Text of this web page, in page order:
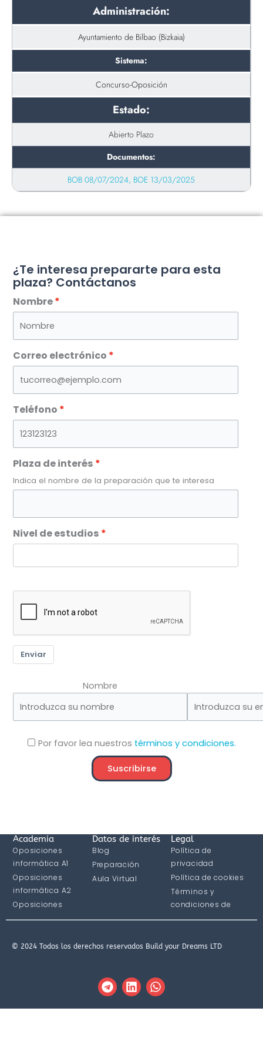
Administración:
Ayuntamiento de Bilbao (Bizkaia)
Sistema:
Concurso-Oposición
Estado:
Abierto Plazo
Documentos:
BOB 08/07/2024, BOE 13/03/2025
¿Te interesa prepararte para esta
plaza? Contáctanos
Nombre
Correo electrónico
Teléfono
Plaza de interés
Indica el nombre de la preparación que te interesa
Nivel de estudios
Enviar
Nombre
Por favor lea nuestros términos y condiciones.
Academia
Oposiciones
informática A1
Oposiciones
informática A2
Oposiciones
informática C1
Datos de interés
Blog
Preparación
Aula Virtual
Legal
Política de
privacidad
Política de cookies
Términos y
condiciones de
compra
© 2024 Todos los derechos reservados Build your Dreams LTD
T
e
l
L
i
n
W
h
a